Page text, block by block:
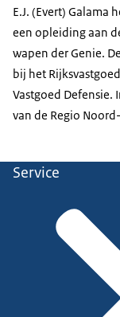
E.J. (Evert) Galama
een opleiding aan
wapen der Genie.
bij het
Vastgoed Defensie.
van de Regio
Service